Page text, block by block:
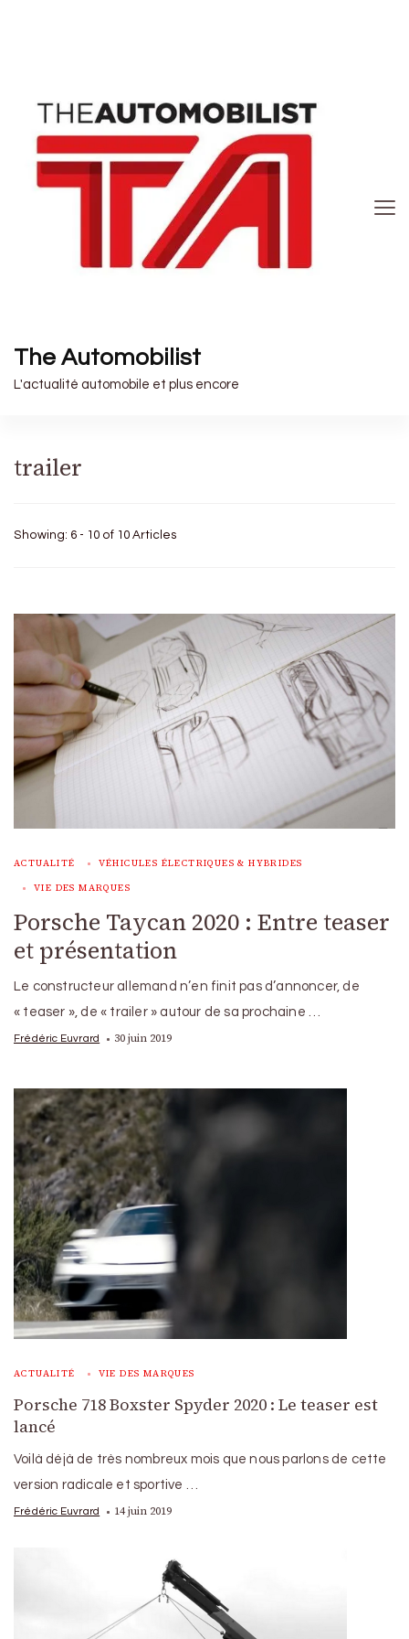
The Automobilist
L'actualité automobile et plus encore
trailer
Showing: 6 - 10 of 10 Articles
ACTUALITÉ VÉHICULES ÉLECTRIQUES & HYBRIDES
VIE DES MARQUES
Porsche Taycan 2020 : Entre teaser
et présentation
Le constructeur allemand n’en finit pas d’annoncer, de
« teaser », de « trailer » autour de sa prochaine …
Frédéric Euvrard 30 juin 2019
ACTUALITÉ VIE DES MARQUES
Porsche 718 Boxster Spyder 2020 : Le teaser est
lancé
Voilà déjà de très nombreux mois que nous parlons de cette
version radicale et sportive …
Frédéric Euvrard 14 juin 2019